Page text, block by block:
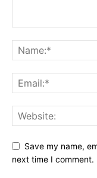
Save my name,
next time I comment.